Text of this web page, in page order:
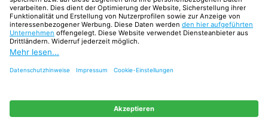
UNSERE COMMUNITIES
FacebookInstagramYouTube
Alle Preise inkl. gesetzl. Mehrwertsteuer zzgl.
Nachnahmegebühren, wenn nicht anders angegeben.